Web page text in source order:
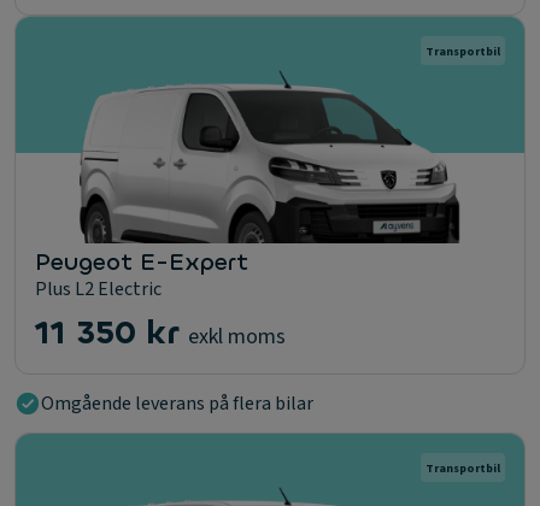
Transportbil
Peugeot E-Expert
Plus L2 Electric
11 350 kr exkl moms
Omgående leverans på flera bilar
Transportbil